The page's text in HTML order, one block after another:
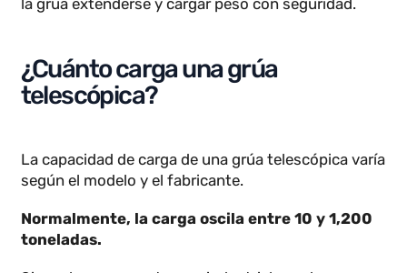
se encuentra lacapacidad de rotación de 360
precisión en espacios reducidos.
Además, cuentan con estabilizadores que permite
¿Cuánto carga una grúa
telescópica?